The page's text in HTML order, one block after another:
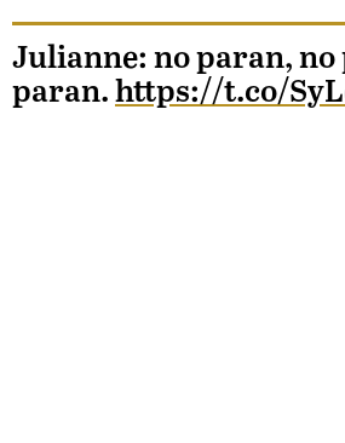
Julianne: no paran, no
paran. https://t.co/